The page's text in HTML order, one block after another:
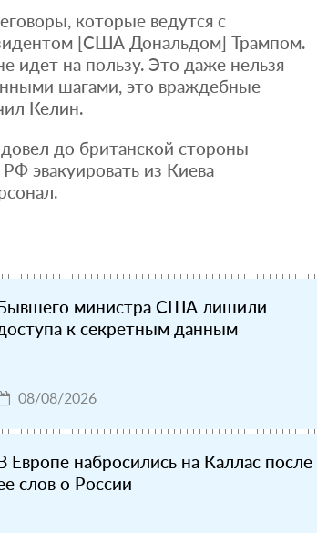
которые ведутся с
[США Дональдом] Трампом.
идет на пользу. Это даже нельзя
шагами, это враждебные
Келин.
до британской стороны
эвакуировать из Киева
министра США лишили
к секретным данным
08/08/2026
Европе набросились на Каллас после
слов о России